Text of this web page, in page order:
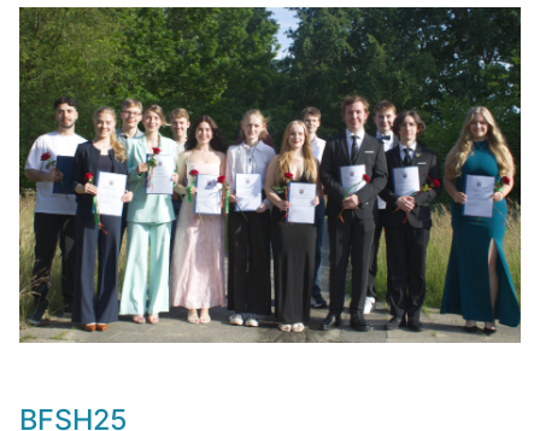
BFSH25